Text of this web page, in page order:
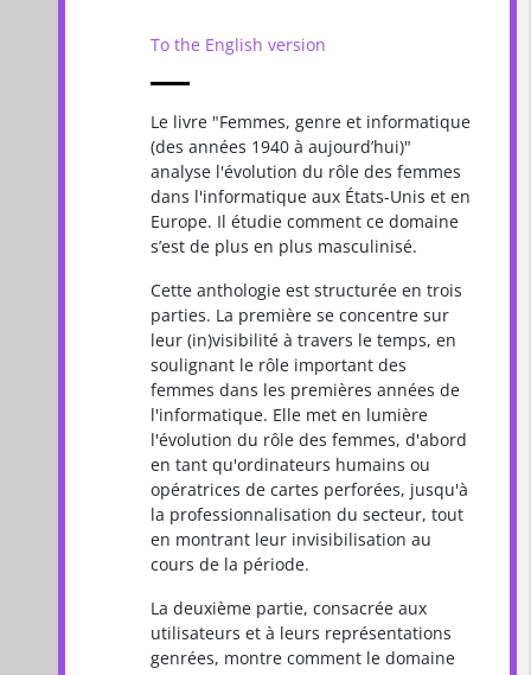
To the English version
Le livre "Femmes, genre et informatique
(des années 1940 à aujourd’hui)"
analyse l'évolution du rôle des femmes
dans l'informatique aux États-Unis et en
Europe. Il étudie comment ce domaine
s’est de plus en plus masculinisé.
Cette anthologie est structurée en trois
parties. La première se concentre sur
leur (in)visibilité à travers le temps, en
soulignant le rôle important des
femmes dans les premières années de
l'informatique. Elle met en lumière
l'évolution du rôle des femmes, d'abord
en tant qu'ordinateurs humains ou
opératrices de cartes perforées, jusqu'à
la professionnalisation du secteur, tout
en montrant leur invisibilisation au
cours de la période.
La deuxième partie, consacrée aux
utilisateurs et à leurs représentations
genrées, montre comment le domaine